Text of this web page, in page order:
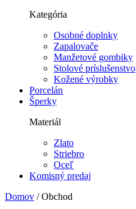
Kategória
Osobné doplnky
Zapalovače
Manžetové gombiky
Stolové príslušenstvo
Kožené výrobky
Porcelán
Šperky
Materiál
Zlato
Striebro
Oceľ
Komisný predaj
Domov / Obchod